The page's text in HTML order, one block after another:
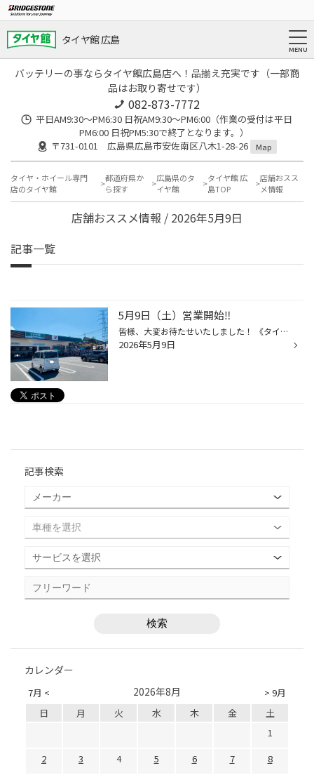
タイヤ館 広島
バッテリーの事ならタイヤ館広島店へ！品揃え充実です（一部商
品はお取り寄せです）
082-873-7772
平日AM9:30～PM6:30 日祝AM9:30〜PM6:00（作業の受付は平日
PM6:00 日祝PM5:30で終了となります。）
〒731-0101 広島県広島市安佐南区八木1-28-26
Map
タイヤ・ホイール専門
店のタイヤ館
都道府県か
ら探す
広島県のタ
イヤ館
タイヤ館 広
島TOP
店舗おスス
メ情報
店舗おススメ情報 / 2026年5月9日
記事一覧
5月9日（土）営業開始‼︎
皆様、大変お待たせいたしました！ 《タイヤ館広島》本日より通常営業しております(^^) 連休で疲れた愛車のリフレッシュは当店へ是非お任せください♪ 空気圧点検・エンジンオイル・バッテリー・ワイパーなどの点検類全て無料です！ SUPERタイヤSALEも5月10日までおこなっておりますのでタイヤをご検...
2026年5月9日
記事検索
カレンダー
7月 < > 9月
2026年8月
日 月 火 水 木 金
土
1
2
3 4 5 6 7
8